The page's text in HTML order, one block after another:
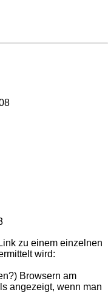
zu einem einzelnen
wird:
Browsern am
angezeigt, wenn man